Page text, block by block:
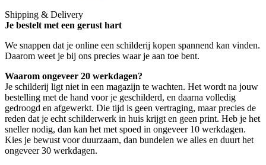
Shipping & Delivery
Je bestelt met een gerust hart
We snappen dat je online een schilderij kopen spannend kan vinden.
Daarom weet je bij ons precies waar je aan toe bent.
Waarom ongeveer 20 werkdagen?
Je schilderij ligt niet in een magazijn te wachten. Het wordt na jouw
bestelling met de hand voor je geschilderd, en daarna volledig
gedroogd en afgewerkt. Die tijd is geen vertraging, maar precies de
reden dat je echt schilderwerk in huis krijgt en geen print. Heb je het
sneller nodig, dan kan het met spoed in ongeveer 10 werkdagen.
Kies je bewust voor duurzaam, dan bundelen we alles en duurt het
ongeveer 30 werkdagen.